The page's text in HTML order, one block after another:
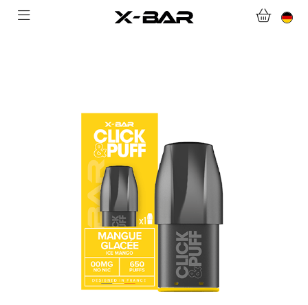
COLLECTIONS
KONTAKTIERE UNS.
WERDEN SIE X-BAR-GROSSHÄNDLER